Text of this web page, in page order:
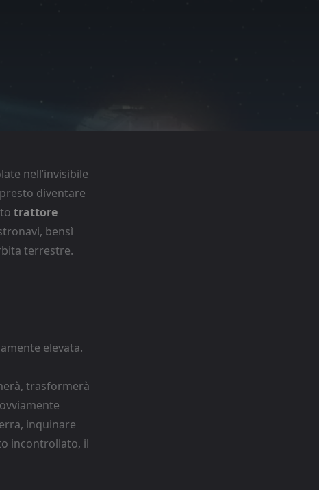
nell’invisibile
diventare
trattore
bensì
terrestre.
elevata.
trasformerà
inquinare
incontrollato, il